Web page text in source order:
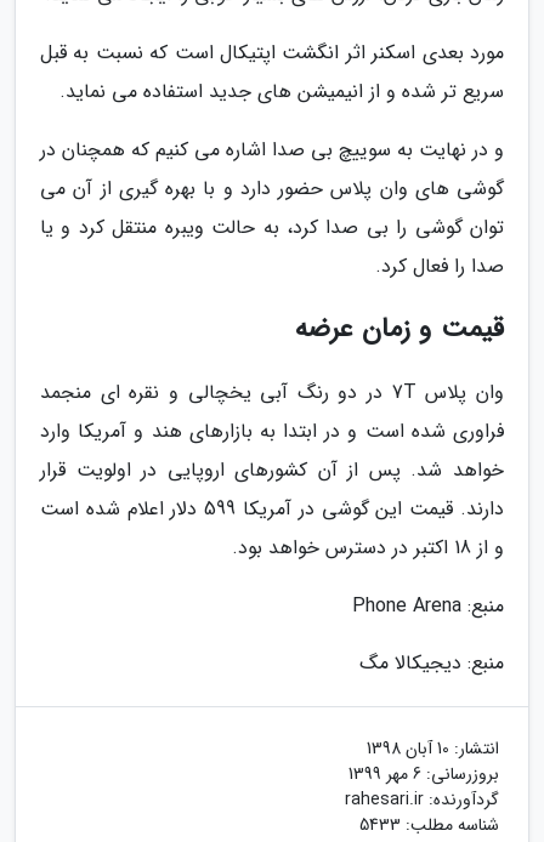
مورد بعدی اسکنر اثر انگشت اپتیکال است که نسبت به قبل
سریع تر شده و از انیمیشن های جدید استفاده می نماید.
و در نهایت به سوییچ بی صدا اشاره می کنیم که همچنان در
گوشی های وان پلاس حضور دارد و با بهره گیری از آن می
توان گوشی را بی صدا کرد، به حالت ویبره منتقل کرد و یا
صدا را فعال کرد.
قیمت و زمان عرضه
وان پلاس 7T در دو رنگ آبی یخچالی و نقره ای منجمد
فراوری شده است و در ابتدا به بازارهای هند و آمریکا وارد
خواهد شد. پس از آن کشورهای اروپایی در اولویت قرار
دارند. قیمت این گوشی در آمریکا 599 دلار اعلام شده است
و از 18 اکتبر در دسترس خواهد بود.
منبع: Phone Arena
منبع: دیجیکالا مگ
انتشار: 10 آبان 1398
بروزرسانی: 6 مهر 1399
گردآورنده: rahesari.ir
شناسه مطلب: 5433